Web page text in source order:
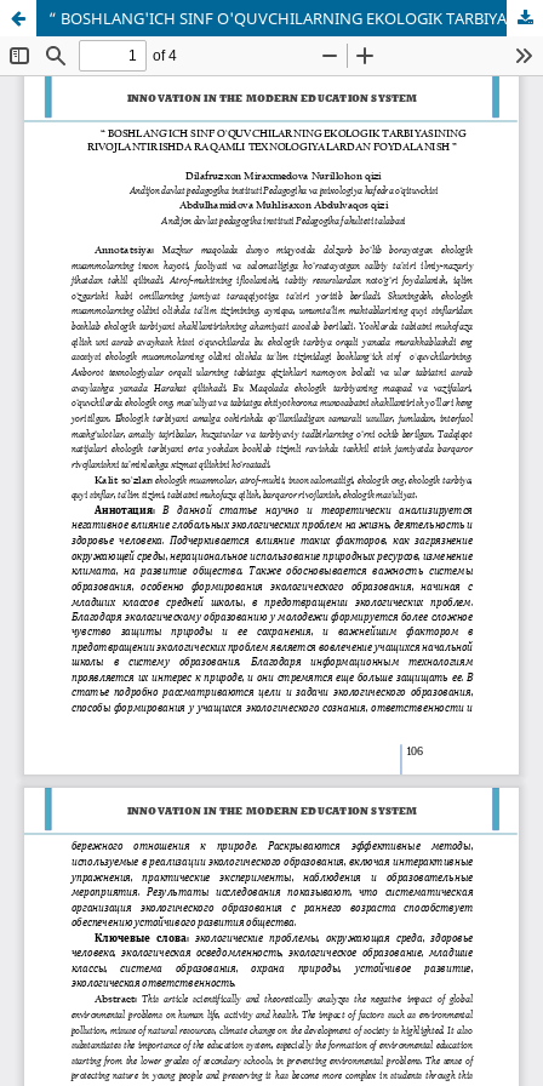
“ BOSHLANG'ICH SINF O'QUVCHILARNING EKOLOGIK TARBIYASINING RIVOJLANTIRISHDA RAQAMLI TEXNOLOGIYALARDAN FOYDALANISH ”